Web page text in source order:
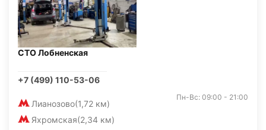
СТО Лобненская
+7 (499) 110-53-06
Лианозово(1,72 км)
Яхромская(2,34 км)
Пн-Вс: 09:00 - 21:00